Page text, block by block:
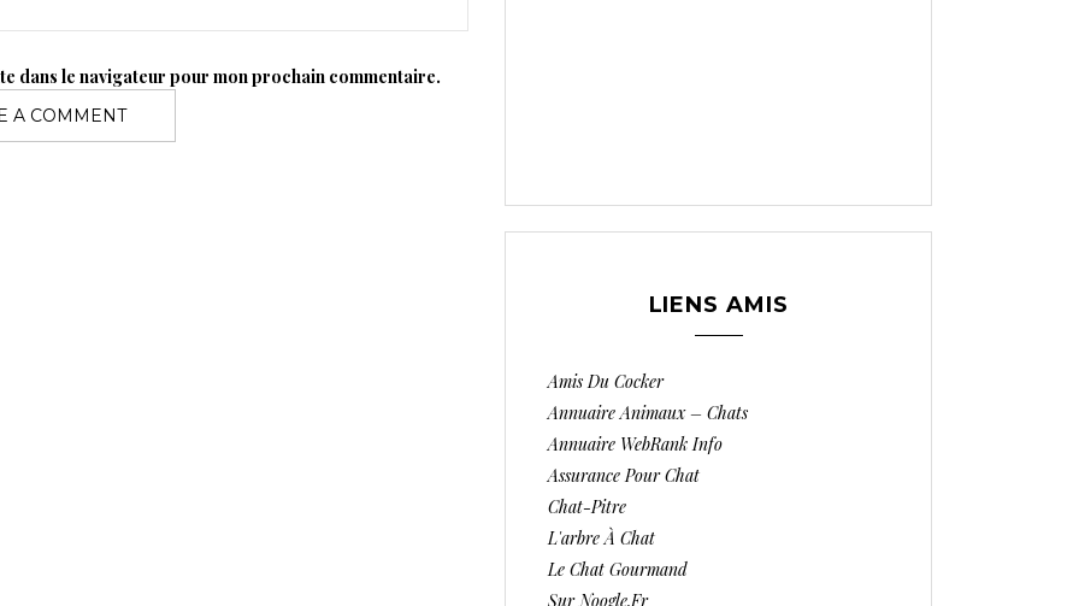
dans le navigateur pour mon prochain commentaire.
LIENS AMIS
Amis Du Cocker
Annuaire Animaux – Chats
Annuaire WebRank Info
Assurance Pour Chat
Chat-Pitre
L'arbre À Chat
Le Chat Gourmand
Sur Noogle.fr